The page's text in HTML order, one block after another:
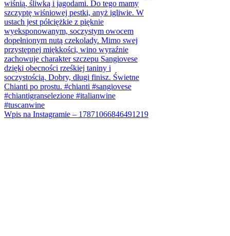
Wpis na Instagramie – 17871066846491219